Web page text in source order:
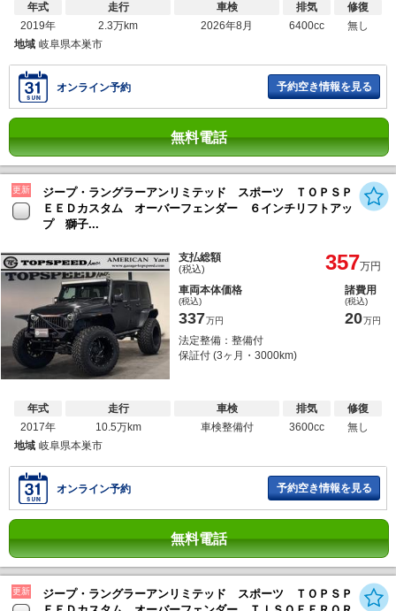
年式
2019年
走行
2.3万km
車検
2026年8月
排気
6400cc
修復
無し
地域 岐阜県本巣市
オンライン予約 予約空き情報を見る
無料電話
更新
ジープ・ラングラーアンリミテッド スポーツ ＴＯＰＳＰ
ＥＥＤカスタム オーバーフェンダー ６インチリフトアッ
プ 獅子...
支払総額
(税込) 357万円
車両本体価格
(税込)
337万円
諸費用
(税込)
20万円
法定整備：整備付
保証付 (3ヶ月・3000km)
年式
2017年
走行
10.5万km
車検
車検整備付
排気
3600cc
修復
無し
地域 岐阜県本巣市
オンライン予約 予約空き情報を見る
無料電話
更新
ジープ・ラングラーアンリミテッド スポーツ ＴＯＰＳＰ